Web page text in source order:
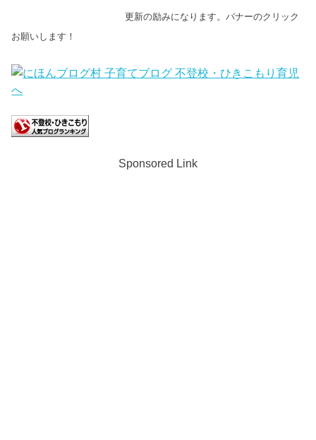
更新の励みになります。バナーのクリック
お願いします！
Sponsored Link